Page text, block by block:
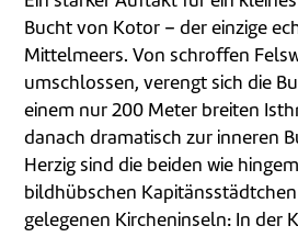
Bucht von Kotor – der einzige
Mittelmeers. Von schroffen
umschlossen, verengt sich die
einem nur 200 Meter breiten
danach dramatisch zur inneren
Herzig sind die beiden wie
bildhübschen
gelegenen Kircheninseln: In der